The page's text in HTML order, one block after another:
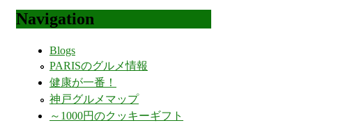
Navigation
Blogs
PARISのグルメ情報
健康が一番！
神戸グルメマップ
～1000円のクッキーギフト